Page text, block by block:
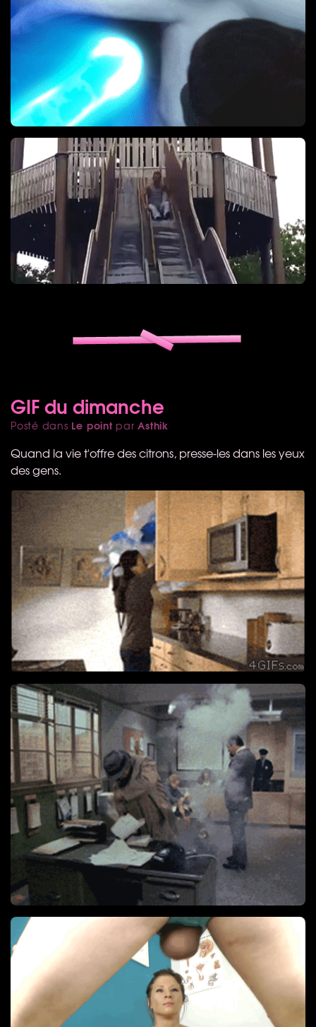
GIF du dimanche
Posté dans Le point parAsthik
Quand la vie t'offre des citrons, presse-les dans les yeux
des gens.